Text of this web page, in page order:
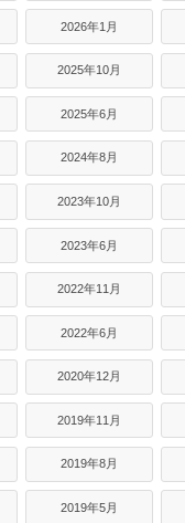
2026年1月
2025年10月
2025年6月
2024年8月
2023年10月
2023年6月
2022年11月
2022年6月
2020年12月
2019年11月
2019年8月
2019年5月